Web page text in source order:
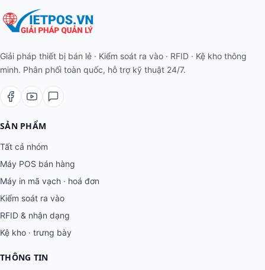
Giải pháp thiết bị bán lẻ · Kiểm soát ra vào · RFID · Kệ kho thông
minh. Phân phối toàn quốc, hỗ trợ kỹ thuật 24/7.
SẢN PHẨM
Tất cả nhóm
Máy POS bán hàng
Máy in mã vạch · hoá đơn
Kiểm soát ra vào
RFID & nhận dạng
Kệ kho · trưng bày
THÔNG TIN